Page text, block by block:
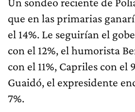
que en las primarias
el 14%. Le seguirían el
con el 12%, el humorista
con el 11%, Capriles con el
Guaidó, el expresidente
7%.